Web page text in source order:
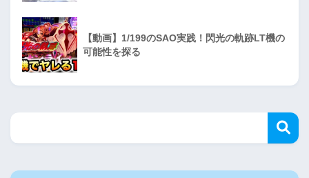
【動画】1/199のSAO実践！閃光の軌跡LT機の
可能性を探る